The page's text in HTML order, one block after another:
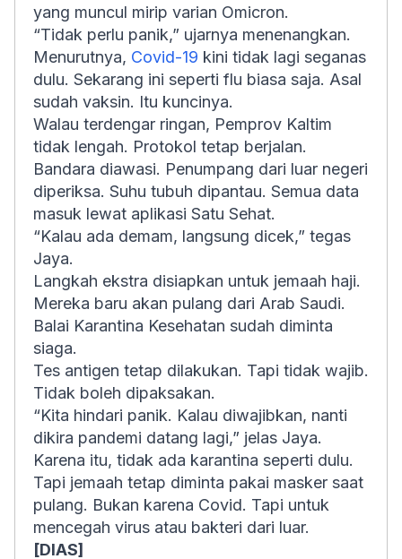
yang muncul mirip varian Omicron.
“Tidak perlu panik,” ujarnya menenangkan.
Menurutnya, Covid-19 kini tidak lagi seganas
dulu. Sekarang ini seperti flu biasa saja. Asal
sudah vaksin. Itu kuncinya.
Walau terdengar ringan, Pemprov Kaltim
tidak lengah. Protokol tetap berjalan.
Bandara diawasi. Penumpang dari luar negeri
diperiksa. Suhu tubuh dipantau. Semua data
masuk lewat aplikasi Satu Sehat.
“Kalau ada demam, langsung dicek,” tegas
Jaya.
Langkah ekstra disiapkan untuk jemaah haji.
Mereka baru akan pulang dari Arab Saudi.
Balai Karantina Kesehatan sudah diminta
siaga.
Tes antigen tetap dilakukan. Tapi tidak wajib.
Tidak boleh dipaksakan.
“Kita hindari panik. Kalau diwajibkan, nanti
dikira pandemi datang lagi,” jelas Jaya.
Karena itu, tidak ada karantina seperti dulu.
Tapi jemaah tetap diminta pakai masker saat
pulang. Bukan karena Covid. Tapi untuk
mencegah virus atau bakteri dari luar.
[DIAS]